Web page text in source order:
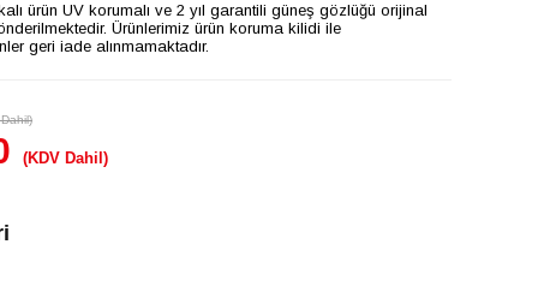
ürün UV korumalı ve 2 yıl garantili güneş gözlüğü orijinal
Ürünlerimiz ürün koruma kilidi ile
geri iade alınmamaktadır.
(KDV Dahil)